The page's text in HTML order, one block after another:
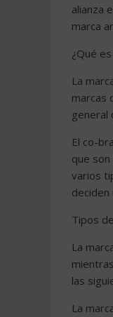
alianza
marca
¿Qué
La
marcas
general
El co-
que
varios
Tipos
La
las
La